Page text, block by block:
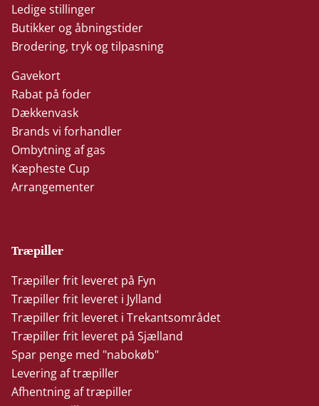
Ledige stillinger
Butikker og åbningstider
Brodering, tryk og tilpasning
Gavekort
Rabat på foder
Dækkenvask
Brands vi forhandler
Ombytning af gas
Kæpheste Cup
Arrangementer
Træpiller
Træpiller frit leveret på Fyn
Træpiller frit leveret i Jylland
Træpiller frit leveret i Trekantsområdet
Træpiller frit leveret på Sjælland
Spar penge med "nabokøb"
Levering af træpiller
Afhentning af træpiller